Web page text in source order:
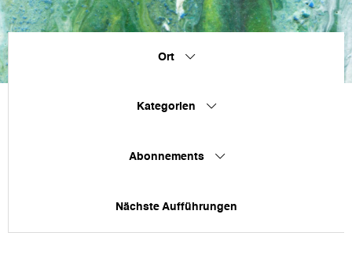
Ort
Kategorien
Abonnements
Nächste Aufführungen